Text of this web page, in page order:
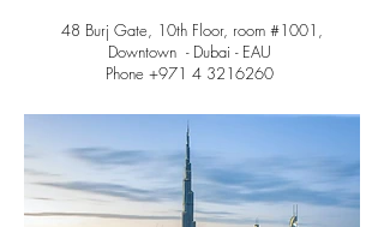
48 Burj Gate, 10th Floor, room #1001,
Downtown - Dubai - EAU
Phone +971 4 3216260